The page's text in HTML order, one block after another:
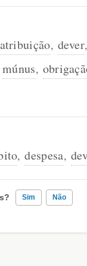
atribuição, dever,
múnus,
, despesa,
Sim Não